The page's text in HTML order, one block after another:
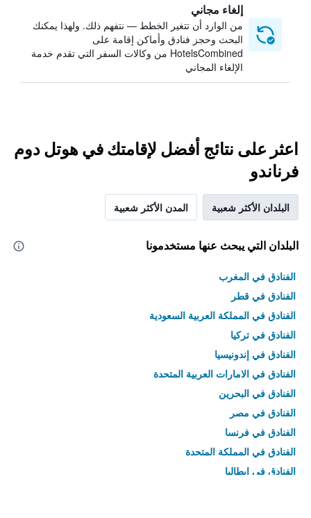
إلغاء مجاني
من الوارد أن تتغير الخطط — نتفهم ذلك. ولهذا يمكنك
البحث وحجز فنادق وأماكن إقامة على
HotelsCombined من وكالات السفر التي تقدم خدمة
الإلغاء المجاني
اعثر على نتائج أفضل لإقامتك في هوتل دوم
فرناندو
البلدان الأكثر شعبية المدن الأكثر شعبية
البلدان التي يبحث عنها مستخدمونا
الفنادق في المغرب
الفنادق في قطر
الفنادق في المملكة العربية السعودية
الفنادق في تركيا
الفنادق في إندونيسيا
الفنادق في الامارات العربية المتحدة
الفنادق في البحرين
الفنادق في مصر
الفنادق في فرنسا
الفنادق في المملكة المتحدة
الفنادق في إيطاليا